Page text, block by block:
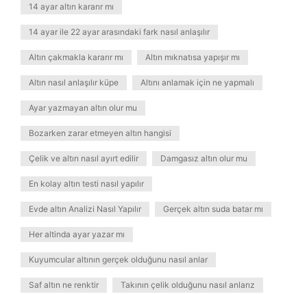
14 ayar altın kararır mı
14 ayar ile 22 ayar arasındaki fark nasıl anlaşılır
Altın çakmakla kararır mı Altın mıknatısa yapışır mı
Altın nasıl anlaşılır küpe Altını anlamak için ne yapmalı
Ayar yazmayan altın olur mu
Bozarken zarar etmeyen altın hangisi
Çelik ve altın nasıl ayırt edilir Damgasız altın olur mu
En kolay altın testi nasıl yapılır
Evde altın Analizi Nasıl Yapılır Gerçek altın suda batar mı
Her altinda ayar yazar mı
Kuyumcular altının gerçek olduğunu nasıl anlar
Saf altın ne renktir Takının çelik olduğunu nasıl anlarız